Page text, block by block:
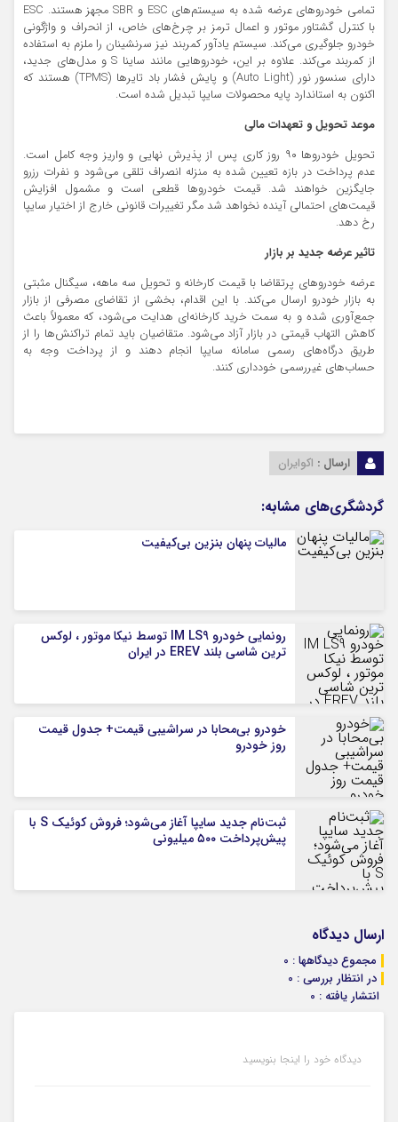
تمامی خودروهای عرضه شده به سیستم‌های ESC و SBR مجهز هستند. ESC
با کنترل گشتاور موتور و اعمال ترمز بر چرخ‌های خاص، از انحراف و واژگونی
خودرو جلوگیری می‌کند. سیستم یادآور کمربند نیز سرنشینان را ملزم به استفاده
از کمربند می‌کند. علاوه بر این، خودروهایی مانند ساینا S و مدل‌های جدید،
دارای سنسور نور (Auto Light) و پایش فشار باد تایرها (TPMS) هستند که
اکنون به استاندارد پایه محصولات سایپا تبدیل شده است.
موعد تحویل و تعهدات مالی
تحویل خودروها ۹۰ روز کاری پس از پذیرش نهایی و واریز وجه کامل است.
عدم پرداخت در بازه تعیین شده به منزله انصراف تلقی می‌شود و نفرات رزرو
جایگزین خواهند شد. قیمت خودروها قطعی است و مشمول افزایش
قیمت‌های احتمالی آینده نخواهد شد مگر تغییرات قانونی خارج از اختیار سایپا
رخ دهد.
تاثیر عرضه جدید بر بازار
عرضه خودروهای پرتقاضا با قیمت کارخانه و تحویل سه ماهه، سیگنال مثبتی
به بازار خودرو ارسال می‌کند. با این اقدام، بخشی از تقاضای مصرفی از بازار
جمع‌آوری شده و به سمت خرید کارخانه‌ای هدایت می‌شود، که معمولاً باعث
کاهش التهاب قیمتی در بازار آزاد می‌شود. متقاضیان باید تمام تراکنش‌ها را از
طریق درگاه‌های رسمی سامانه سایپا انجام دهند و از پرداخت وجه به
حساب‌های غیررسمی خودداری کنند.
ارسال : اکوایران
گردشگری‌های مشابه:
مالیات پنهان بنزین بی‌کیفیت
رونمایی خودرو IM LS9 توسط نیکا موتور ، لوکس
ترین شاسی بلند EREV در ایران
خودرو بی‌محابا در سراشیبی قیمت+ جدول قیمت
روز خودرو
ثبت‌نام جدید سایپا آغاز می‌شود؛ فروش کوئیک S با
پیش‌پرداخت ۵۰۰ میلیونی
ارسال دیدگاه
مجموع دیدگاهها : 0
در انتظار بررسی : 0
انتشار یافته : 0
دیدگاه خود را اینجا بنویسید